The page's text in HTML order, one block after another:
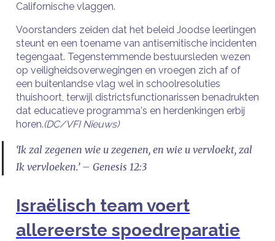
Californische vlaggen.
Voorstanders zeiden dat het beleid Joodse leerlingen
steunt en een toename van antisemitische incidenten
tegengaat. Tegenstemmende bestuursleden wezen
op veiligheidsoverwegingen en vroegen zich af of
een buitenlandse vlag wel in schoolresoluties
thuishoort, terwijl districtsfunctionarissen benadrukten
dat educatieve programma's en herdenkingen erbij
horen.(DC/VFI Nieuws)
‘Ik zal zegenen wie u zegenen, en wie u vervloekt, zal
Ik vervloeken.’ – Genesis 12:3
Israëlisch team voert
allereerste spoedreparatie